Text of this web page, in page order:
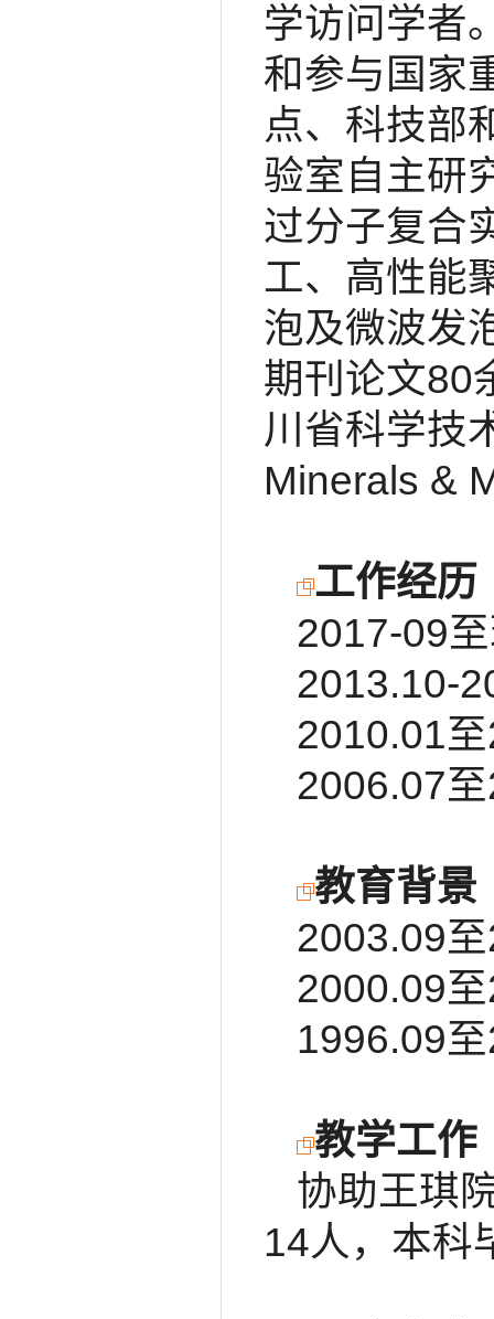
学访问学者
和参与国家
点、科技部
验室自主研
过分子复合
工、高性能
泡及微波发
期刊论文80
川省科学技
Minerals &
工作经历
2017-09
2013.10-
2010.01
2006.07
教育背景
2003.09
2000.09
1996.09
教学工作
协助王琪
14人，本科